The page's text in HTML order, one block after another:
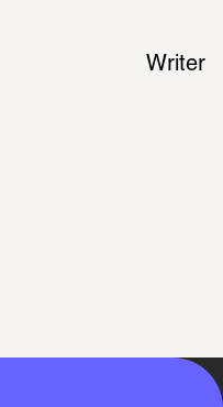
Writer